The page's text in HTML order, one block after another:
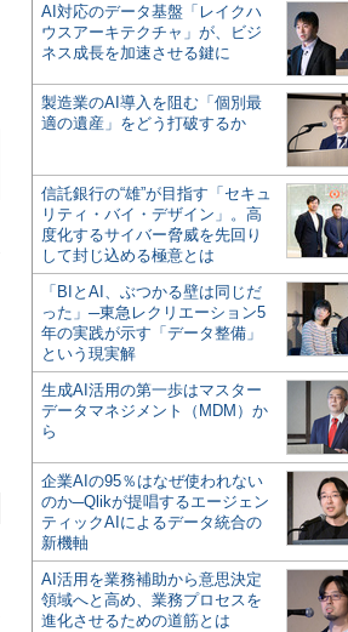
AI対応のデータ基盤「レイクハ
ウスアーキテクチャ」が、ビジ
ネス成長を加速させる鍵に
製造業のAI導入を阻む「個別最
適の遺産」をどう打破するか
信託銀行の“雄”が目指す「セキュ
リティ・バイ・デザイン」。高
度化するサイバー脅威を先回り
して封じ込める極意とは
「BIとAI、ぶつかる壁は同じだ
った」─東急レクリエーション5
年の実践が示す「データ整備」
という現実解
生成AI活用の第一歩はマスター
データマネジメント（MDM）か
ら
企業AIの95％はなぜ使われない
のか─Qlikが提唱するエージェン
ティックAIによるデータ統合の
新機軸
AI活用を業務補助から意思決定
領域へと高め、業務プロセスを
進化させるための道筋とは